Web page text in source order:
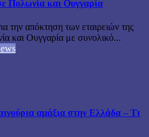
Πολωνία και Ουγγαρία
την απόκτηση των εταιρειών της
και Ουγγαρία με συνολικό...
αμάξια στην Ελλάδα – Τι